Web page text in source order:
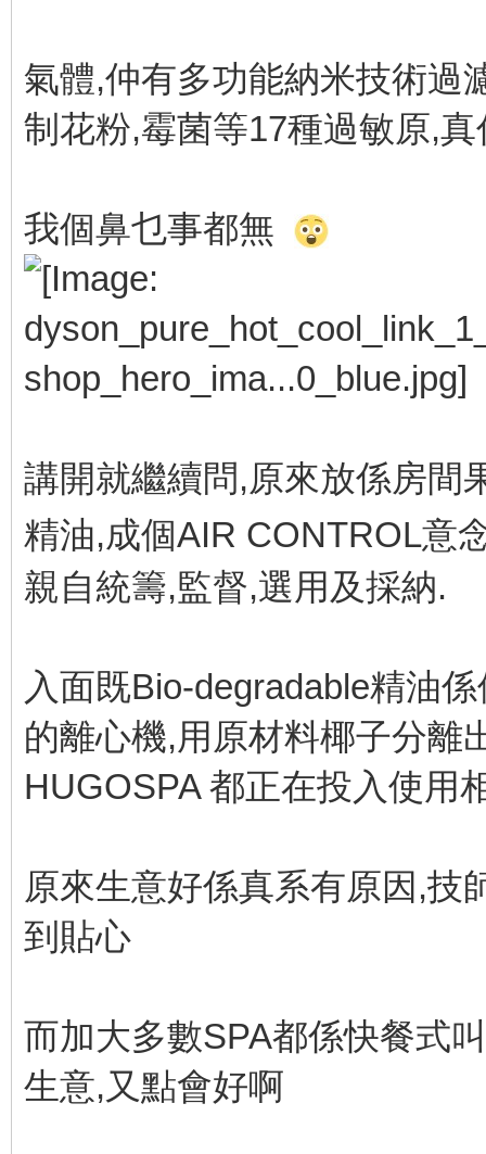
氣體,仲有多功能納米技術過
制花粉,霉菌等17種過敏原,
我個鼻乜事都無
講開就繼續問,原來放係房間
精油,成個AIR CONTROL意
親自統籌,監督,選用及採納.
入面既Bio-degradable精油
的離心機,用原材料椰子分離
HUGOSPA 都正在投入使用
原來生意好係真系有原因,技
到貼心
而加大多數SPA都係快餐式
生意,又點會好啊